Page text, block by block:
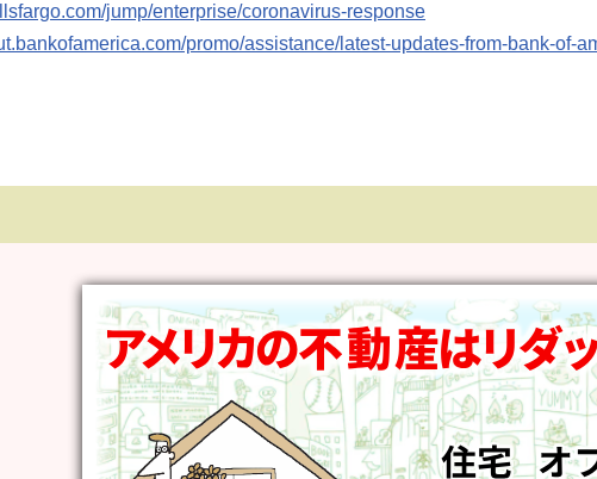
jump/enterprise/coronavirus-response
promo/assistance/latest-updates-from-bank-of-